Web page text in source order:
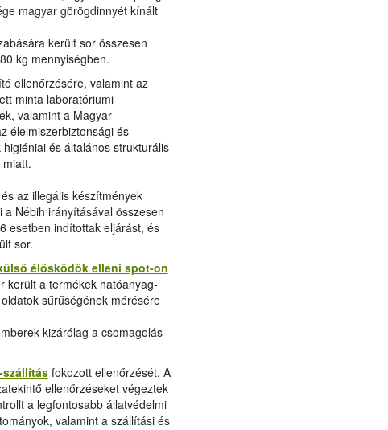
magyar görögdinnyét kínált
került sor összesen
kg mennyiségben.
ellenőrzésére, valamint az
minta laboratóriumi
valamint a Magyar
élelmiszerbiztonsági és
és általános strukturális
az illegális készítmények
Nébih irányításával összesen
esetben indítottak eljárást, és
sor.
élősködők elleni spot-on
került a termékek hatóanyag-
sűrűségének mérésére
kizárólag a csomagolás
fokozott ellenőrzését. A
ellenőrzéseket végeztek
a legfontosabb állatvédelmi
valamint a szállítási és